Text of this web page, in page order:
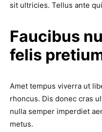
sit ultricies. Tellus ante
Faucibus
felis
Amet tempus viverra ut
rhoncus. Dis donec cras
nulla semper imperdiet
metus.